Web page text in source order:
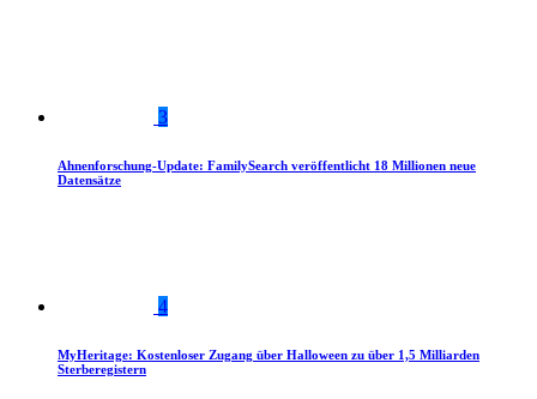
3
Ahnenforschung-Update: FamilySearch veröffentlicht 18 Millionen neue
Datensätze
4
MyHeritage: Kostenloser Zugang über Halloween zu über 1,5 Milliarden
Sterberegistern